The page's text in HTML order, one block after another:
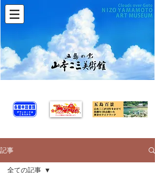
記事
全ての記事